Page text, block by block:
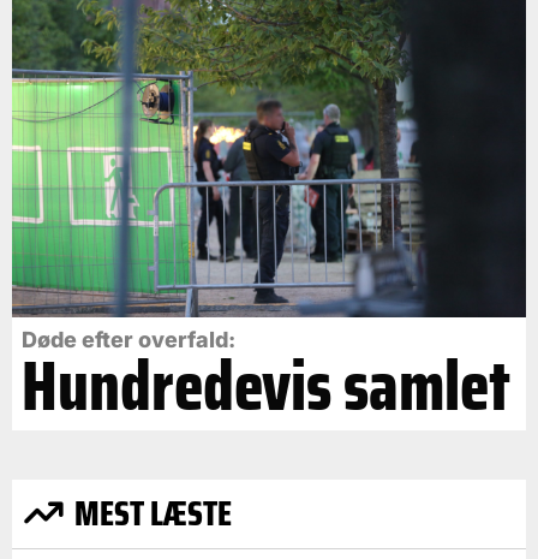
Døde efter overfald:
Hundredevis samlet
MEST LÆSTE